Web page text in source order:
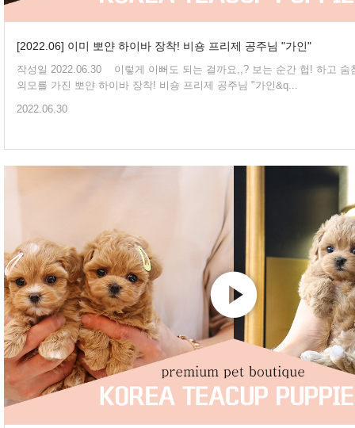
[2022.06] 이미 뽀얀 하이바 장착! 비숑 프리제 공주님 "가인"
작성일 2022.06.30 이렇게 이뻐도 되는 걸까요,,? 보는 순간 헙! 하고 숨참게 되는 아름다운
외모를 가진 뽀얀 하이바 장착! 비숑 프리제 공주님 "가인&q...
2022.06.30